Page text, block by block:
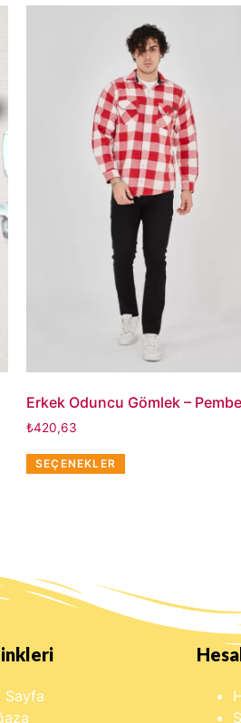
Erkek Oduncu Gömlek – Pembe
₺420,63
SEÇENEKLER
Sayfa